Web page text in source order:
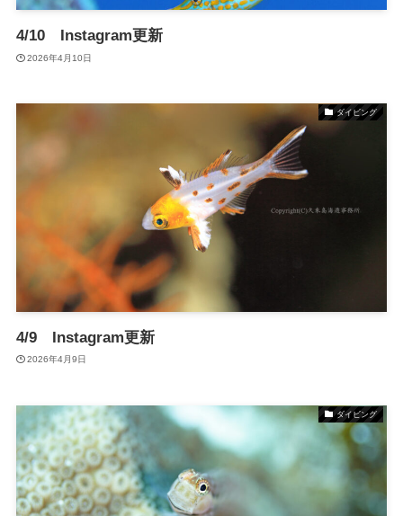
4/10 Instagram更新
2026年4月10日
ダイビング
4/9 Instagram更新
2026年4月9日
ダイビング